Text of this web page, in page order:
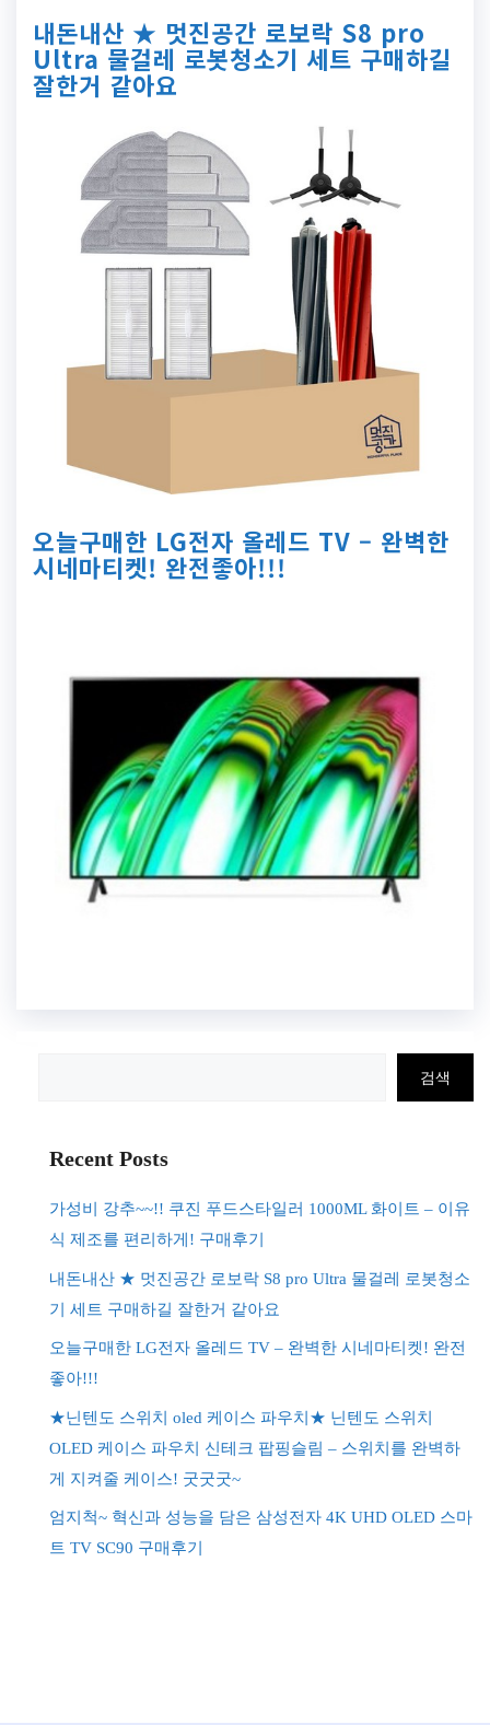
내돈내산 ★ 멋진공간 로보락 S8 pro
Ultra 물걸레 로봇청소기 세트 구매하길
잘한거 같아요
오늘구매한 LG전자 올레드 TV – 완벽한
시네마티켓! 완전좋아!!!
검색
Recent Posts
가성비 강추~~!! 쿠진 푸드스타일러 1000ML 화이트 – 이유
식 제조를 편리하게! 구매후기
내돈내산 ★ 멋진공간 로보락 S8 pro Ultra 물걸레 로봇청소
기 세트 구매하길 잘한거 같아요
오늘구매한 LG전자 올레드 TV – 완벽한 시네마티켓! 완전
좋아!!!
★닌텐도 스위치 oled 케이스 파우치★ 닌텐도 스위치
OLED 케이스 파우치 신테크 팝핑슬림 – 스위치를 완벽하
게 지켜줄 케이스! 굿굿굿~
엄지척~ 혁신과 성능을 담은 삼성전자 4K UHD OLED 스마
트 TV SC90 구매후기